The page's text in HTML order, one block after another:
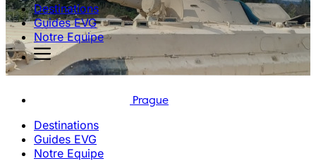
Destinations
Guides EVG
Notre Equipe
Prague
Destinations
Guides EVG
Notre Equipe